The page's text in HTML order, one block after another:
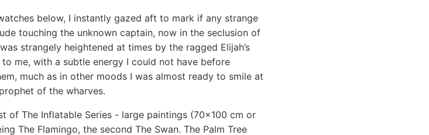
below, I instantly gazed aft to mark if any strange
touching the unknown captain, now in the seclusion of
strangely heightened at times by the ragged Elijah’s
me, with a subtle energy I could not have before
much as in other moods I was almost ready to smile at
of the wharves.
of The Inflatable Series - large paintings (70x100 cm or
The Flamingo, the second The Swan. The Palm Tree